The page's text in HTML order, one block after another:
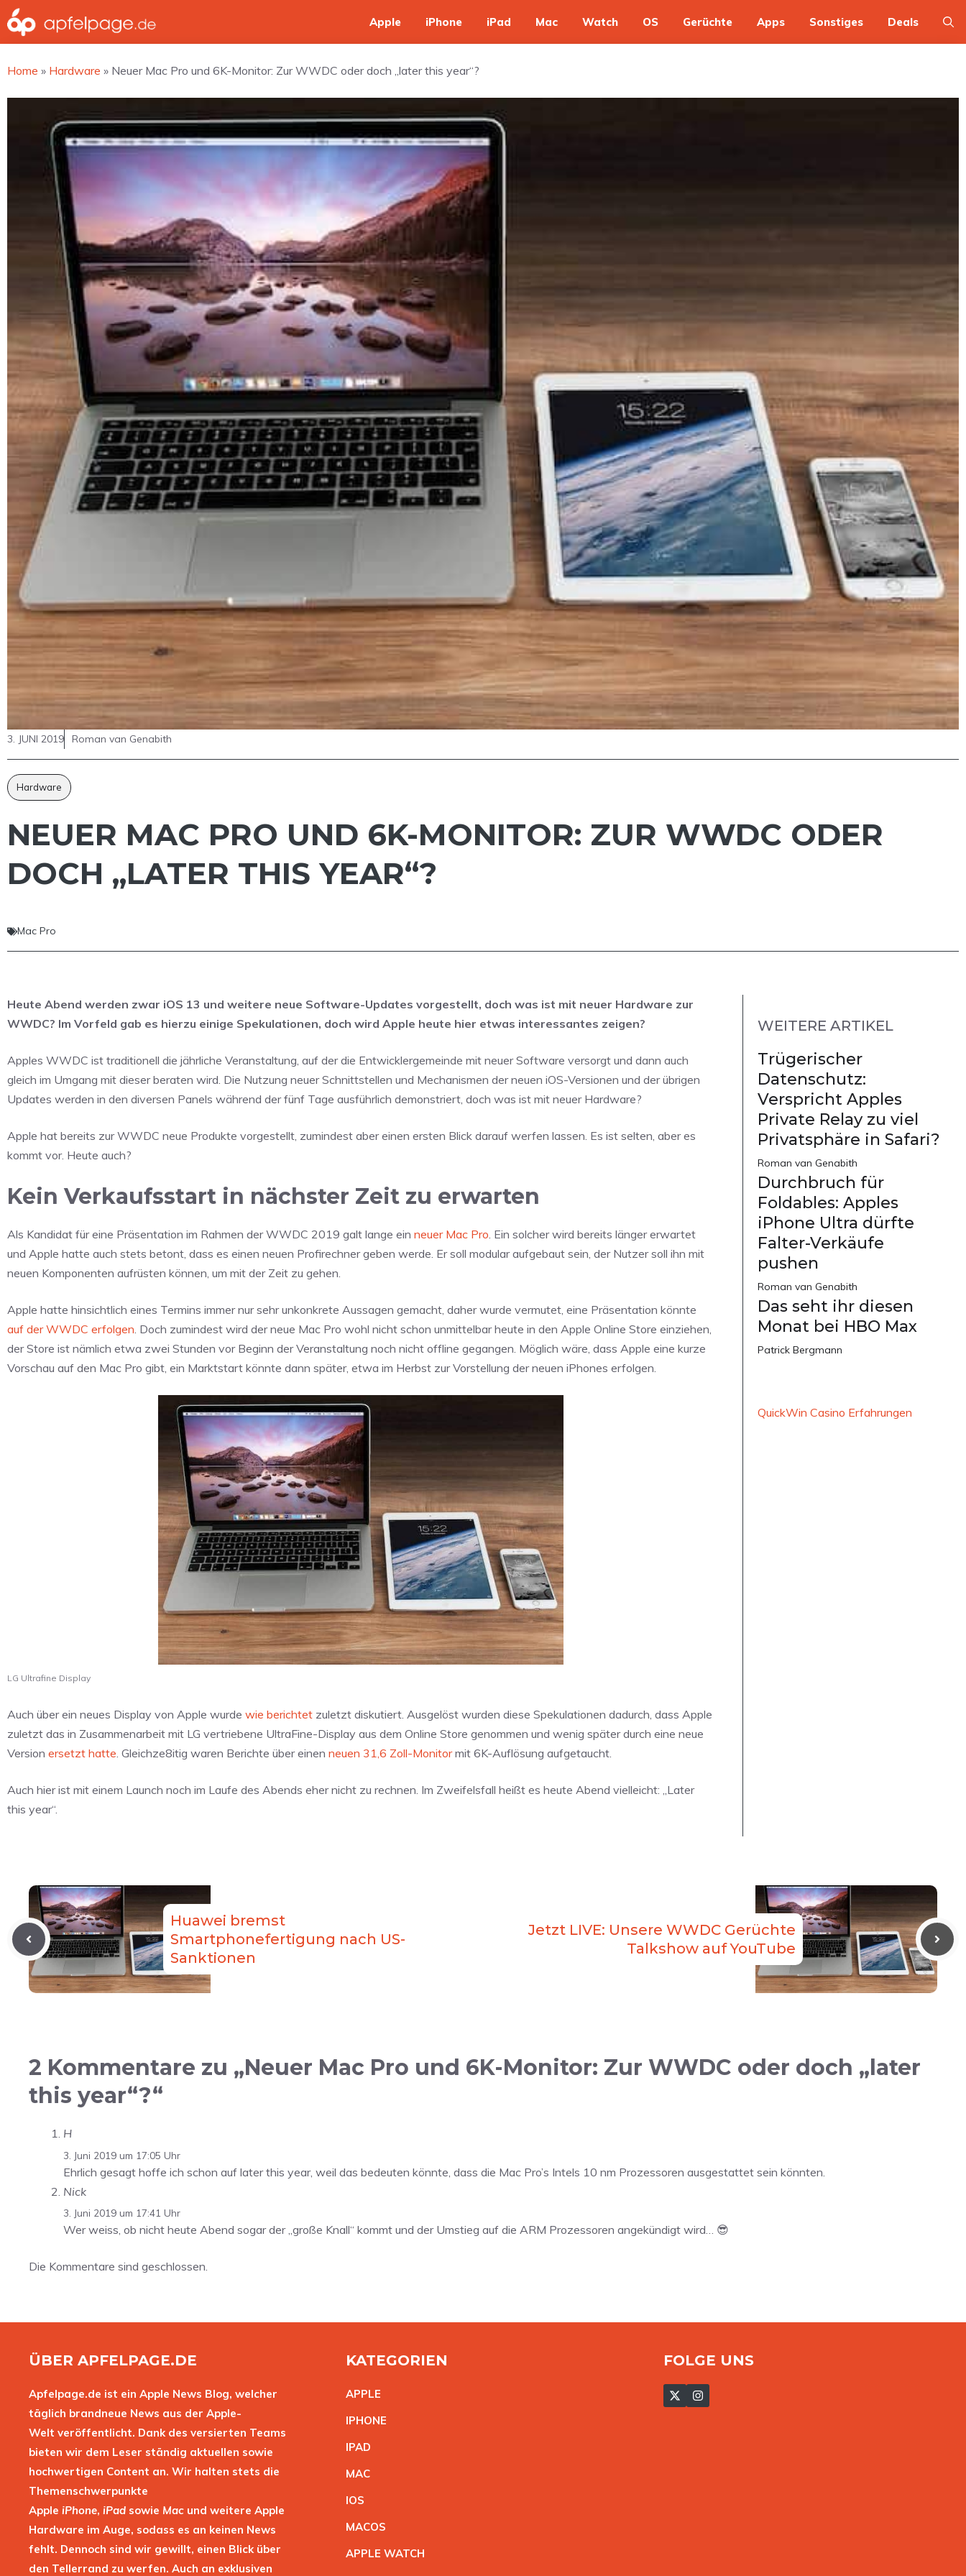
Zum
Inhalt
springen
Apple iPhone iPad Mac Watch OS Gerüchte Apps Sonstiges Deals
Home » Hardware » Neuer Mac Pro und 6K-Monitor: Zur WWDC oder doch „later this year“?
3. JUNI 2019 Roman van Genabith
Hardware
NEUER MAC PRO UND 6K-MONITOR: ZUR WWDC ODER
DOCH „LATER THIS YEAR“?
Mac Pro
Heute Abend werden zwar iOS 13 und weitere neue Software-Updates vorgestellt, doch was ist mit neuer Hardware zur
WWDC? Im Vorfeld gab es hierzu einige Spekulationen, doch wird Apple heute hier etwas interessantes zeigen?
Apples WWDC ist traditionell die jährliche Veranstaltung, auf der die Entwicklergemeinde mit neuer Software versorgt und dann auch
gleich im Umgang mit dieser beraten wird. Die Nutzung neuer Schnittstellen und Mechanismen der neuen iOS-Versionen und der übrigen
Updates werden in den diversen Panels während der fünf Tage ausführlich demonstriert, doch was ist mit neuer Hardware?
Apple hat bereits zur WWDC neue Produkte vorgestellt, zumindest aber einen ersten Blick darauf werfen lassen. Es ist selten, aber es
kommt vor. Heute auch?
Kein Verkaufsstart in nächster Zeit zu erwarten
Als Kandidat für eine Präsentation im Rahmen der WWDC 2019 galt lange ein neuer Mac Pro. Ein solcher wird bereits länger erwartet
und Apple hatte auch stets betont, dass es einen neuen Profirechner geben werde. Er soll modular aufgebaut sein, der Nutzer soll ihn mit
neuen Komponenten aufrüsten können, um mit der Zeit zu gehen.
Apple hatte hinsichtlich eines Termins immer nur sehr unkonkrete Aussagen gemacht, daher wurde vermutet, eine Präsentation könnte
auf der WWDC erfolgen. Doch zumindest wird der neue Mac Pro wohl nicht schon unmittelbar heute in den Apple Online Store einziehen,
der Store ist nämlich etwa zwei Stunden vor Beginn der Veranstaltung noch nicht offline gegangen. Möglich wäre, dass Apple eine kurze
Vorschau auf den Mac Pro gibt, ein Marktstart könnte dann später, etwa im Herbst zur Vorstellung der neuen iPhones erfolgen.
LG Ultrafine Display
Auch über ein neues Display von Apple wurde wie berichtet zuletzt diskutiert. Ausgelöst wurden diese Spekulationen dadurch, dass Apple
zuletzt das in Zusammenarbeit mit LG vertriebene UltraFine-Display aus dem Online Store genommen und wenig später durch eine neue
Version ersetzt hatte . Gleichze8itig waren Berichte über einen neuen 31,6 Zoll-Monitormit 6K-Auflösung aufgetaucht.
Auch hier ist mit einem Launch noch im Laufe des Abends eher nicht zu rechnen. Im Zweifelsfall heißt es heute Abend vielleicht: „Later
this year“.
WEITERE ARTIKEL
Trügerischer
Datenschutz:
Verspricht Apples
Private Relay zu viel
Privatsphäre in Safari?
Roman van Genabith
Durchbruch für
Foldables: Apples
iPhone Ultra dürfte
Falter-Verkäufe
pushen
Roman van Genabith
Das seht ihr diesen
Monat bei HBO Max
Patrick Bergmann
QuickWin Casino Erfahrungen
Huawei bremst
Smartphonefertigung nach US-
Sanktionen
Jetzt LIVE: Unsere WWDC Gerüchte
Talkshow auf YouTube
2 Kommentare zu „Neuer Mac Pro und 6K-Monitor: Zur WWDC oder doch „later
this year“?“
H
3. Juni 2019 um 17:05 Uhr
Ehrlich gesagt hoffe ich schon auf later this year, weil das bedeuten könnte, dass die Mac Pro’s Intels 10 nm Prozessoren ausgestattet sein könnten.
Nick
3. Juni 2019 um 17:41 Uhr
Wer weiss, ob nicht heute Abend sogar der „große Knall“ kommt und der Umstieg auf die ARM Prozessoren angekündigt wird… 😎
Die Kommentare sind geschlossen.
ÜBER APFELPAGE.DE
Apfelpage.de ist ein Apple News Blog, welcher
täglich brandneue News aus der Apple-
Welt veröffentlicht. Dank des versierten Teams
bieten wir dem Leser ständig aktuellen sowie
hochwertigen Content an. Wir halten stets die
Themenschwerpunkte
Apple iPhone, iPad sowie Mac und weitere Apple
Hardware im Auge, sodass es an keinen News
fehlt. Dennoch sind wir gewillt, einen Blick über
den Tellerrand zu werfen. Auch an exklusiven
KATEGORIEN
APPLE
IPHONE
IPAD
MAC
IOS
MACOS
APPLE WATCH
FOLGE UNS